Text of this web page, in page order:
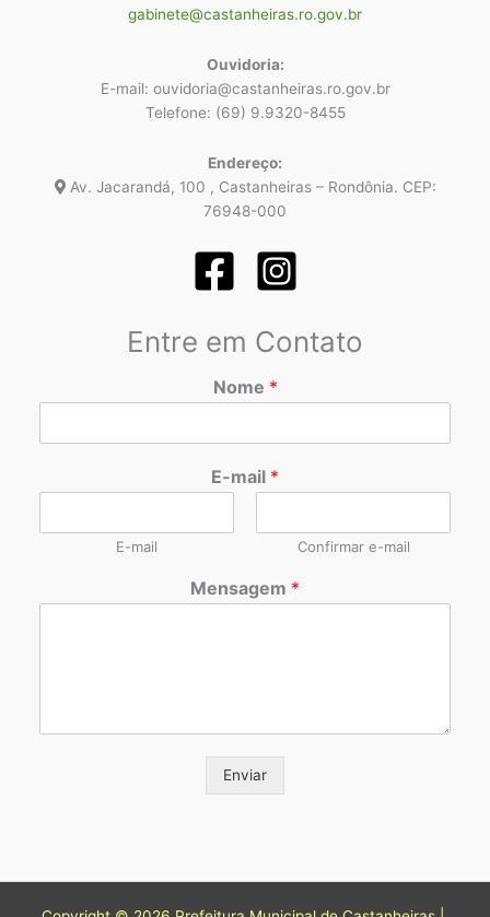
gabinete@castanheiras.ro.gov.br
Ouvidoria:
E-mail: ouvidoria@castanheiras.ro.gov.br
Telefone: (69) 9.9320-8455
Endereço:
Av. Jacarandá, 100 , Castanheiras – Rondônia. CEP:
76948-000
Entre em Contato
Nome *
E-mail *
E-mail Confirmar e-mail
Mensagem *
Enviar